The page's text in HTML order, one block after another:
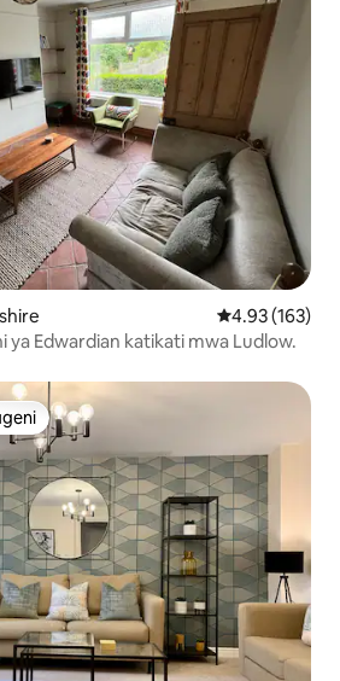
Ukadiriaji wa
4.93 (163)
ya Edwardian katikati mwa Ludlow.
wageni